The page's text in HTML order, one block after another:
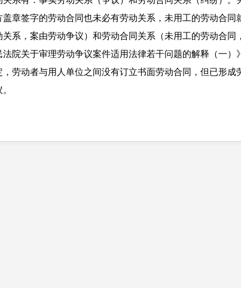
盖章签字的劳动合同也未必有劳动关系，未用工的劳动合
关系，案由劳动争议）和劳动合同关系（未用工的劳动合
法院关于审理劳动争议案件适用法律若干问题的解释（一
，劳动者与用人单位之间没有订立书面劳动合同，但已形